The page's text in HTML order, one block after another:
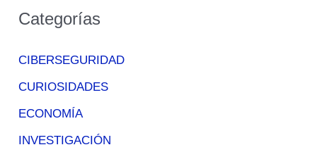
Categorías
CIBERSEGURIDAD
CURIOSIDADES
ECONOMÍA
INVESTIGACIÓN